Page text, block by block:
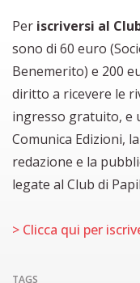
Per iscriversi al
sono di 60 euro
Benemerito) e 200
diritto a ricevere le
ingresso gratuito, e
Comunica Edizioni,
redazione e la
legate al Club di
> Clicca qui per
TAGS